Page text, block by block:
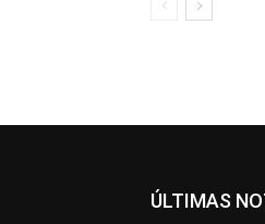
ÚLTIMAS